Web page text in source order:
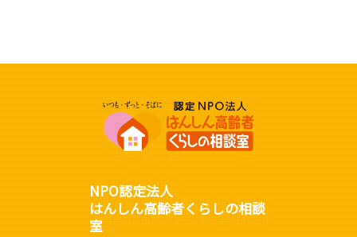
NPO認定法人
はんしん高齢者くらしの相談
室